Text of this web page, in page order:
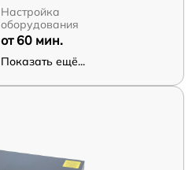
Настройка
оборудования
от 60 мин.
Показать ещё...